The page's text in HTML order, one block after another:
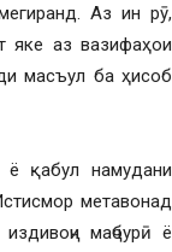
Аз ин рӯ,
яке аз вазифаҳои
масъул ба ҳисоб
ё қабул намудани
метавонад
маҷбурӣ ё